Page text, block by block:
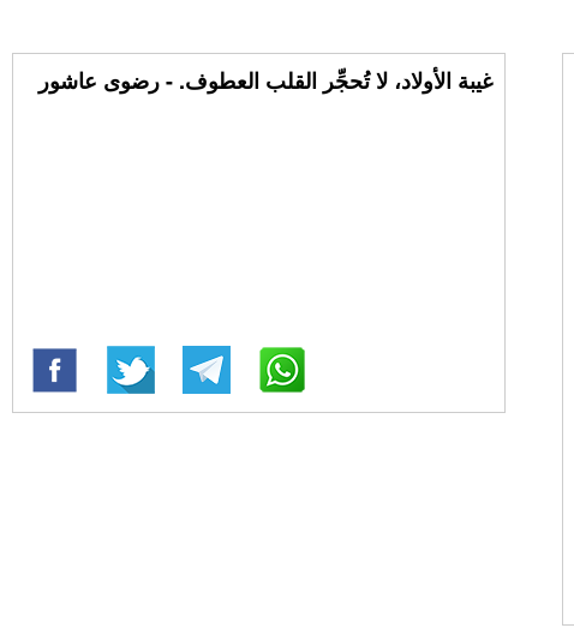
غيبة الأولاد، لا تُحجِّر القلب العطوف. - رضوى عاشور